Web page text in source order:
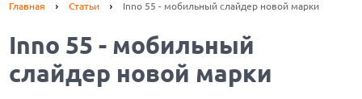
Главная Статьи Inno 55 - мобильный слайдер новой марки
Inno 55 - мобильный
слайдер новой марки